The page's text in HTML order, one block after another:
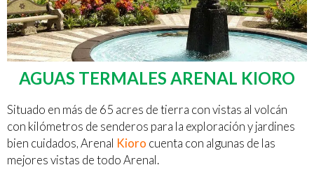
AGUAS TERMALES ARENAL KIORO
Situado en más de 65 acres de tierra con vistas al volcán
con kilómetros de senderos para la exploración y jardines
bien cuidados, Arenal Kioro cuenta con algunas de las
mejores vistas de todo Arenal.